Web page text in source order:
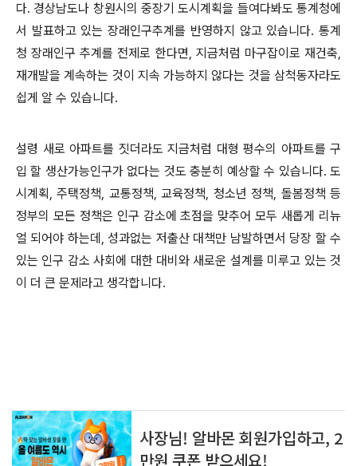
다. 경상남도나 창원시의 중장기 도시계획을 들여다봐도 통계청에
서 발표하고 있는 장래인구추계를 반영하지 않고 있습니다.통계
청 장래인구 추계를 전제로 한다면, 지금처럼 마구잡이로 재건축,
재개발을 계속하는 것이 지속 가능하지 않다는 것을 삼척동자라도
쉽게 알 수 있습니다.
설령 새로 아파트를 짓더라도 지금처럼 대형 평수의 아파트를 구
입 할 생산가능인구가 없다는 것도 충분히 예상할 수 있습니다.도
시계획,주택정책, 교통정책,교육정책, 청소년 정책, 돌봄정책 등
정부의 모든 정책은 인구 감소에 초점을 맞추어 모두 새롭게 리뉴
얼 되어야 하는데 ,성과없는 저출산 대책만 남발하면서 당장 할 수
있는 인구 감소 사회에 대한 대비와 새로운 설계를 미루고 있는 것
이 더 큰 문제라고 생각합니다.